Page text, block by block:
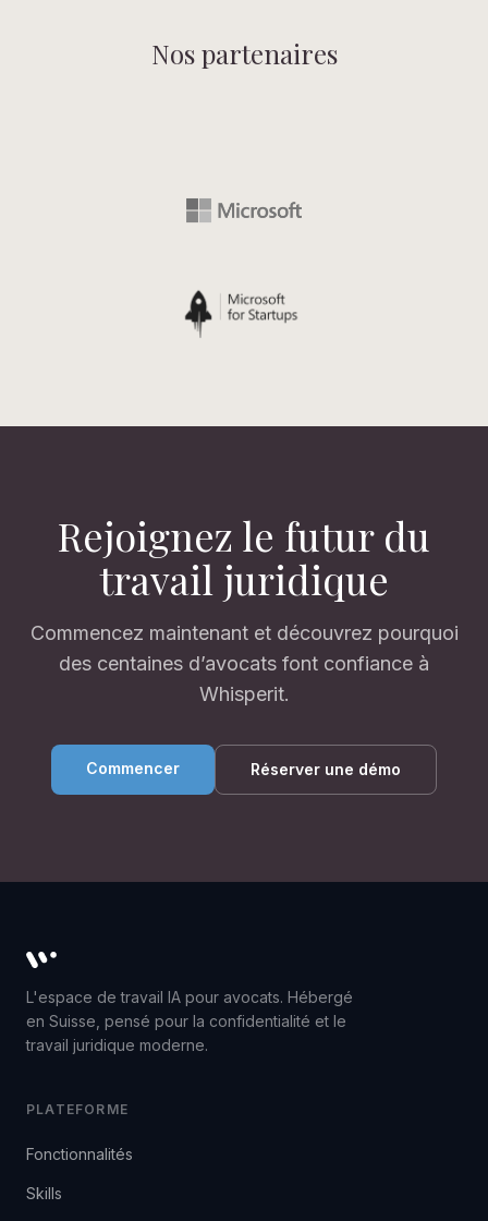
Nos partenaires
Rejoignez le futur du
travail juridique
Commencez maintenant et découvrez pourquoi
des centaines d’avocats font confiance à
Whisperit.
Commencer Réserver une démo
Whisperit AI legal workspace
L'espace de travail IA pour avocats. Hébergé
en Suisse, pensé pour la confidentialité et le
travail juridique moderne.
PLATEFORME
Fonctionnalités
Skills